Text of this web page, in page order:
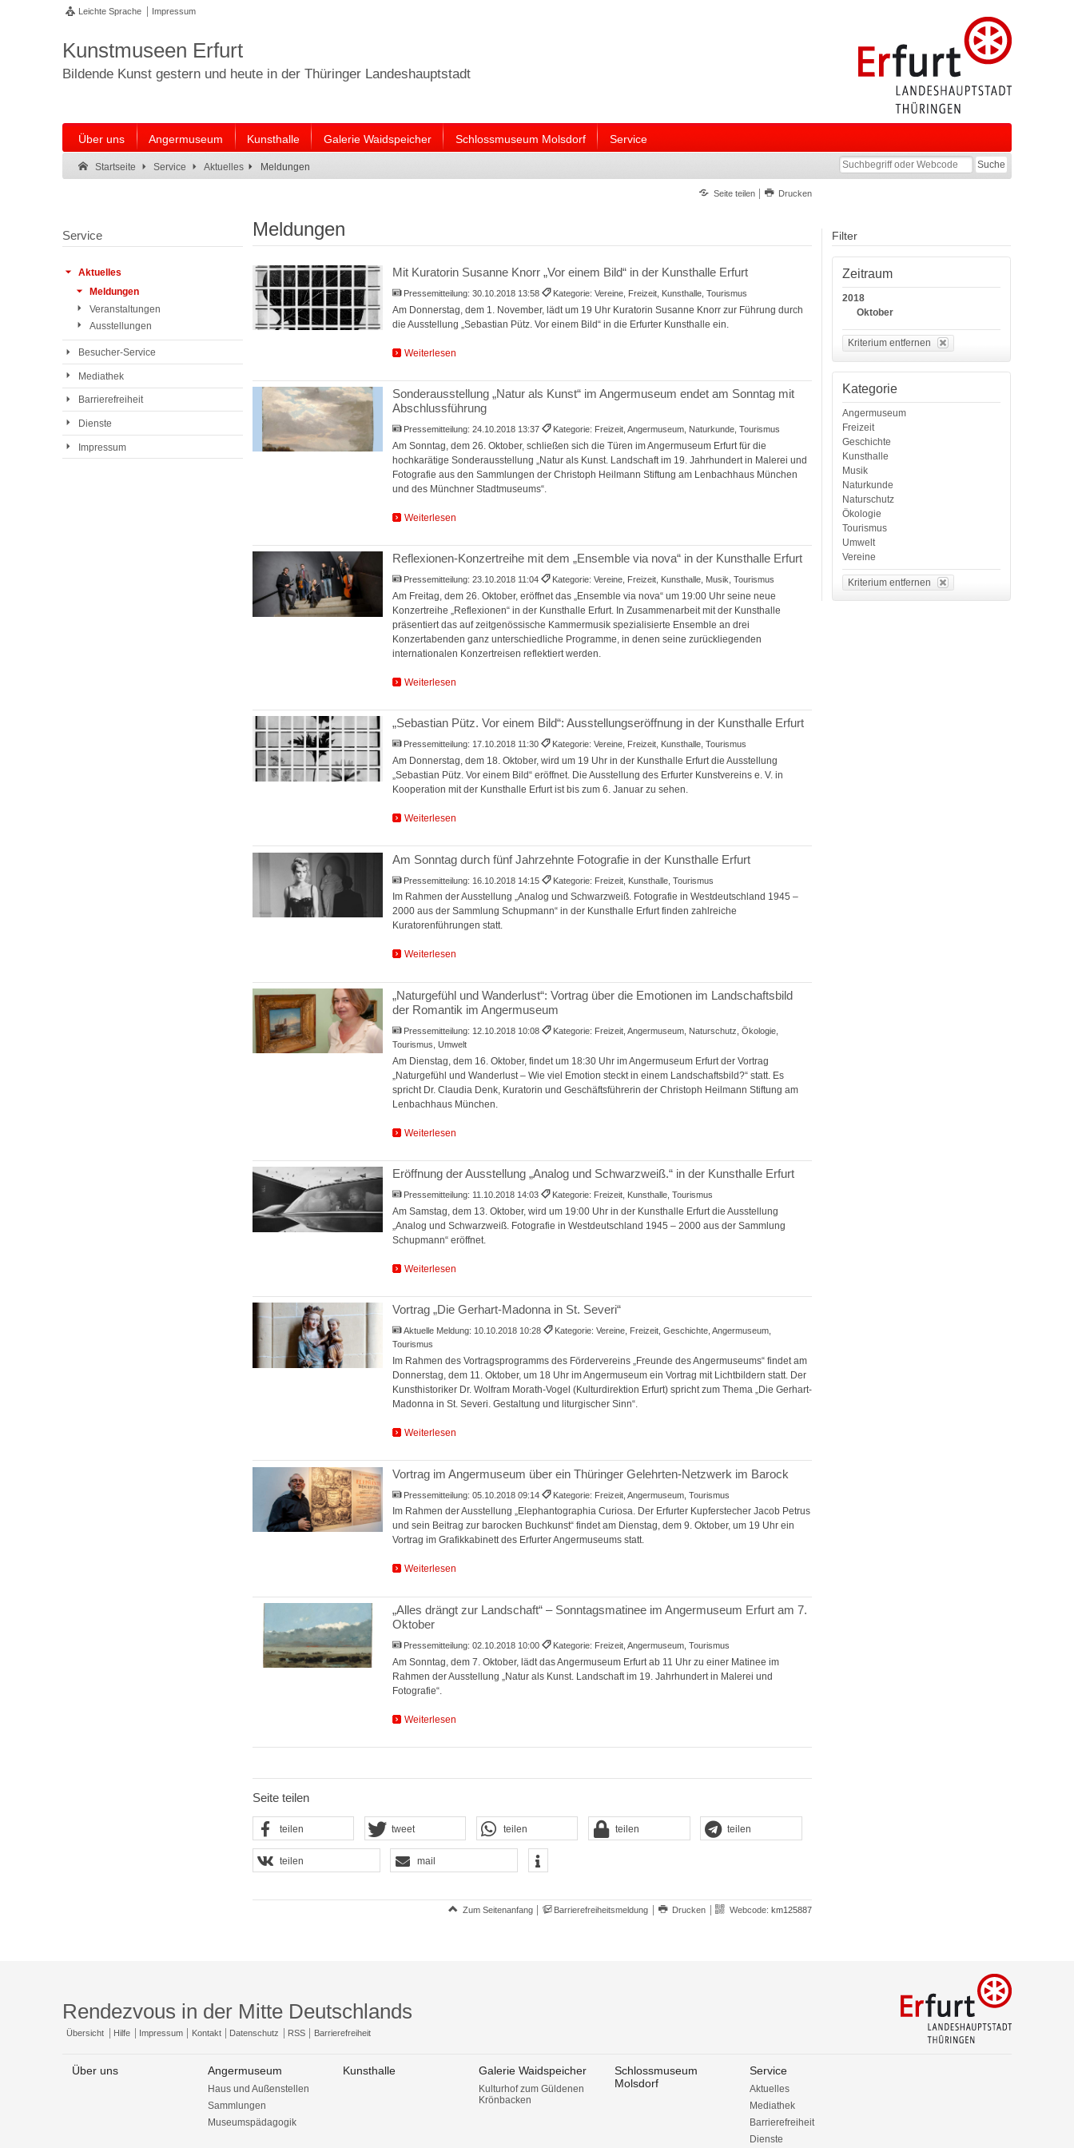
Leichte Sprache Impressum
Kunstmuseen Erfurt
Bildende Kunst gestern und heute in der Thüringer Landeshauptstadt
Über uns Angermuseum Kunsthalle Galerie Waidspeicher Schlossmuseum Molsdorf Service
Startseite Service Aktuelles Meldungen
Suche:
Suche Ende.
Seite teilen Drucken
Meldungen
Mit Kuratorin Susanne Knorr „Vor einem Bild“ in der Kunsthalle Erfurt
Pressemitteilung:30.10.2018 13:58 Kategorie: Vereine, Freizeit, Kunsthalle, Tourismus
Am Donnerstag, dem 1. November, lädt um 19 Uhr Kuratorin Susanne Knorr zur Führung durch
die Ausstellung „Sebastian Pütz. Vor einem Bild“ in die Erfurter Kunsthalle ein.
Weiterlesen
Sonderausstellung „Natur als Kunst“ im Angermuseum endet am Sonntag mit
Abschlussführung
Pressemitteilung:24.10.2018 13:37 Kategorie: Freizeit, Angermuseum, Naturkunde, Tourismus
Am Sonntag, dem 26. Oktober, schließen sich die Türen im Angermuseum Erfurt für die
hochkarätige Sonderausstellung „Natur als Kunst. Landschaft im 19. Jahrhundert in Malerei und
Fotografie aus den Sammlungen der Christoph Heilmann Stiftung am Lenbachhaus München
und des Münchner Stadtmuseums“.
Weiterlesen
Reflexionen-Konzertreihe mit dem „Ensemble via nova“ in der Kunsthalle Erfurt
Pressemitteilung:23.10.2018 11:04 Kategorie: Vereine, Freizeit, Kunsthalle, Musik, Tourismus
Am Freitag, dem 26. Oktober, eröffnet das „Ensemble via nova“ um 19:00 Uhr seine neue
Konzertreihe „Reflexionen“ in der Kunsthalle Erfurt. In Zusammenarbeit mit der Kunsthalle
präsentiert das auf zeitgenössische Kammermusik spezialisierte Ensemble an drei
Konzertabenden ganz unterschiedliche Programme, in denen seine zurückliegenden
internationalen Konzertreisen reflektiert werden.
Weiterlesen
„Sebastian Pütz. Vor einem Bild“: Ausstellungseröffnung in der Kunsthalle Erfurt
Pressemitteilung:17.10.2018 11:30 Kategorie: Vereine, Freizeit, Kunsthalle, Tourismus
Am Donnerstag, dem 18. Oktober, wird um 19 Uhr in der Kunsthalle Erfurt die Ausstellung
„Sebastian Pütz. Vor einem Bild“ eröffnet. Die Ausstellung des Erfurter Kunstvereins e. V. in
Kooperation mit der Kunsthalle Erfurt ist bis zum 6. Januar zu sehen.
Weiterlesen
Am Sonntag durch fünf Jahrzehnte Fotografie in der Kunsthalle Erfurt
Pressemitteilung: 16.10.2018 14:15 Kategorie: Freizeit, Kunsthalle, Tourismus
Im Rahmen der Ausstellung „Analog und Schwarzweiß. Fotografie in Westdeutschland 1945 –
2000 aus der Sammlung Schupmann“ in der Kunsthalle Erfurt finden zahlreiche
Kuratorenführungen statt.
Weiterlesen
„Naturgefühl und Wanderlust“: Vortrag über die Emotionen im Landschaftsbild
der Romantik im Angermuseum
Pressemitteilung: 12.10.2018 10:08
Kategorie: Freizeit, Angermuseum, Naturschutz, Ökologie,
Tourismus, Umwelt
Am Dienstag, dem 16. Oktober, findet um 18:30 Uhr im Angermuseum Erfurt der Vortrag
„Naturgefühl und Wanderlust – Wie viel Emotion steckt in einem Landschaftsbild?“ statt. Es
spricht Dr. Claudia Denk, Kuratorin und Geschäftsführerin der Christoph Heilmann Stiftung am
Lenbachhaus München.
Weiterlesen
Eröffnung der Ausstellung „Analog und Schwarzweiß.“ in der Kunsthalle Erfurt
Pressemitteilung: 11.10.2018 14:03 Kategorie: Freizeit, Kunsthalle, Tourismus
Am Samstag, dem 13. Oktober, wird um 19:00 Uhr in der Kunsthalle Erfurt die Ausstellung
„Analog und Schwarzweiß. Fotografie in Westdeutschland 1945 – 2000 aus der Sammlung
Schupmann“ eröffnet.
Weiterlesen
Vortrag „Die Gerhart-Madonna in St. Severi“
Aktuelle Meldung: 10.10.2018 10:28
Kategorie: Vereine, Freizeit, Geschichte, Angermuseum,
Tourismus
Im Rahmen des Vortragsprogramms des Fördervereins „Freunde des Angermuseums“ findet am
Donnerstag, dem 11. Oktober, um 18 Uhr im Angermuseum ein Vortrag mit Lichtbildern statt. Der
Kunsthistoriker Dr. Wolfram Morath-Vogel (Kulturdirektion Erfurt) spricht zum Thema „Die Gerhart-
Madonna in St. Severi. Gestaltung und liturgischer Sinn“.
Weiterlesen
Vortrag im Angermuseum über ein Thüringer Gelehrten-Netzwerk im Barock
Pressemitteilung:05.10.2018 09:14 Kategorie: Freizeit, Angermuseum, Tourismus
Im Rahmen der Ausstellung „Elephantographia Curiosa. Der Erfurter Kupferstecher Jacob Petrus
und sein Beitrag zur barocken Buchkunst“ findet am Dienstag, dem 9. Oktober, um 19 Uhr ein
Vortrag im Grafikkabinett des Erfurter Angermuseums statt.
Weiterlesen
„Alles drängt zur Landschaft“ – Sonntagsmatinee im Angermuseum Erfurt am 7.
Oktober
Pressemitteilung:02.10.2018 10:00 Kategorie: Freizeit, Angermuseum, Tourismus
Am Sonntag, dem 7. Oktober, lädt das Angermuseum Erfurt ab 11 Uhr zu einer Matinee im
Rahmen der Ausstellung „Natur als Kunst. Landschaft im 19. Jahrhundert in Malerei und
Fotografie“.
Weiterlesen
Seite teilen
teilen tweet teilen teilen teilen
teilen mail
Zum Seitenanfang Barrierefreiheitsmeldung Drucken Webcode: km125887
Filter
Zeitraum
2018
Oktober
Kriterium entfernen
Kategorie
Angermuseum
Freizeit
Geschichte
Kunsthalle
Musik
Naturkunde
Naturschutz
Ökologie
Tourismus
Umwelt
Vereine
Kriterium entfernen
Service
Aktuelles
Meldungen
Veranstaltungen
Ausstellungen
Besucher-Service
Mediathek
Barrierefreiheit
Dienste
Impressum
Rendezvous in der Mitte Deutschlands
Übersicht Hilfe Impressum Kontakt Datenschutz RSS Barrierefreiheit
Über uns Angermuseum
Haus und Außenstellen
Sammlungen
Museumspädagogik
Kunsthalle Galerie Waidspeicher
Kulturhof zum Güldenen
Krönbacken
Schlossmuseum
Molsdorf
Service
Aktuelles
Mediathek
Barrierefreiheit
Dienste